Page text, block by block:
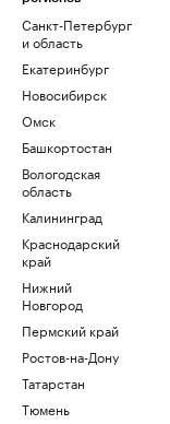
Санкт-Петербург
и область
Екатеринбург
Новосибирск
Омск
Башкортостан
Вологодская
область
Калининград
Краснодарский
край
Нижний
Новгород
Пермский край
Ростов-на-Дону
Татарстан
Тюмень